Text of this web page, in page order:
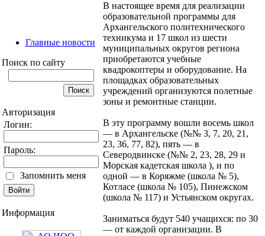
Главные новости
Поиск по сайту
Авторизация
Логин:
Пароль:
Запомнить меня
Информация
В настоящее время для реализации
образовательной программы для
Архангельского политехнического
техникума и 17 школ из шести
муниципальных округов региона
приобретаются учебные
квадрокоптеры и оборудование. На
площадках образовательных
учреждений организуются полетные
зоны и ремонтные станции.
В эту программу вошли восемь школ
— в Архангельске (№№ 3, 7, 20, 21,
23, 36, 77, 82), пять — в
Северодвинске (№№ 2, 23, 28, 29 и
Морская кадетская школа ), и по
одной — в Коряжме (школа № 5),
Котласе (школа № 105), Пинежском
(школа № 117) и Устьянском округах.
Заниматься будут 540 учащихся: по 30
— от каждой организации. В